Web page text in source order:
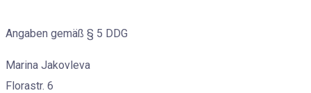
Angaben gemäß § 5 DDG
Marina Jakovleva
Florastr. 6